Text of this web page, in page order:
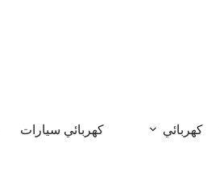
كهربائي كهربائي سيارات